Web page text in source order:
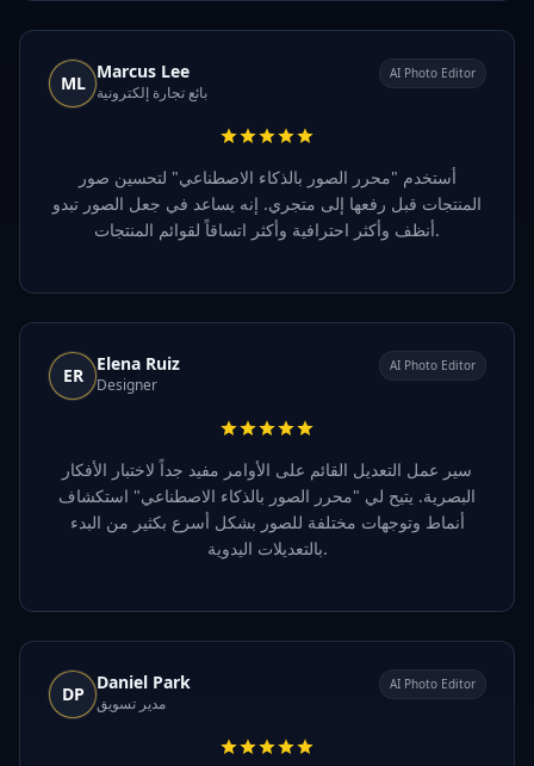
ML
Marcus Lee
بائع تجارة إلكترونية
AI Photo Editor
أستخدم "محرر الصور بالذكاء الاصطناعي" لتحسين صور
المنتجات قبل رفعها إلى متجري. إنه يساعد في جعل الصور تبدو
أنظف وأكثر احترافية وأكثر اتساقاً لقوائم المنتجات.
ER
Elena Ruiz
Designer
AI Photo Editor
سير عمل التعديل القائم على الأوامر مفيد جداً لاختبار الأفكار
البصرية. يتيح لي "محرر الصور بالذكاء الاصطناعي" استكشاف
أنماط وتوجهات مختلفة للصور بشكل أسرع بكثير من البدء
بالتعديلات اليدوية.
DP
Daniel Park
مدير تسويق
AI Photo Editor